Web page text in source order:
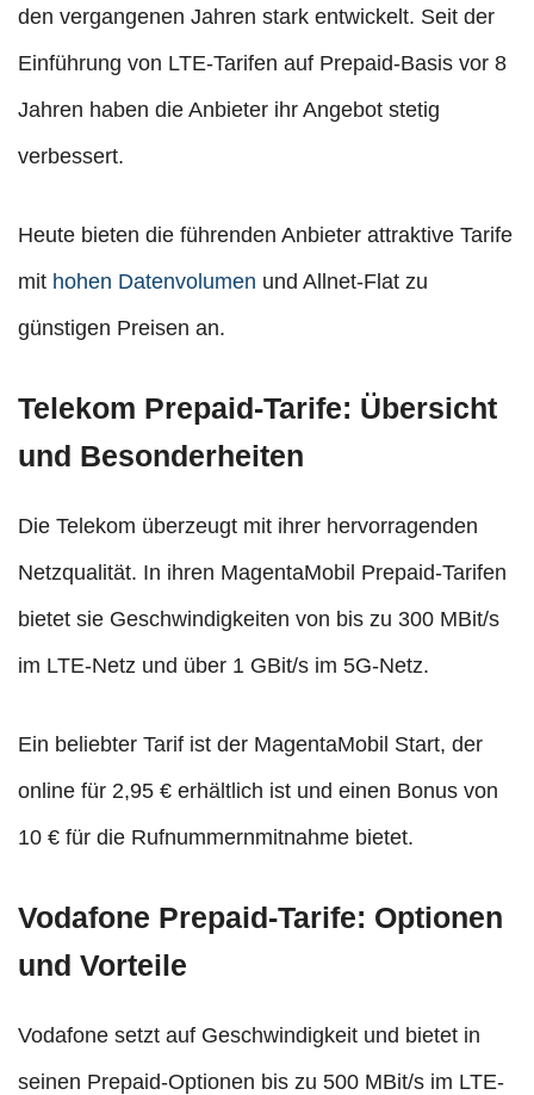
den vergangenen Jahren stark entwickelt. Seit der
Einführung von LTE-Tarifen auf Prepaid-Basis vor 8
Jahren haben die Anbieter ihr Angebot stetig
verbessert.
Heute bieten die führenden Anbieter attraktive Tarife
mit hohen Datenvolumen und Allnet-Flat zu
günstigen Preisen an.
Telekom Prepaid-Tarife: Übersicht
und Besonderheiten
Die Telekom überzeugt mit ihrer hervorragenden
Netzqualität. In ihren MagentaMobil Prepaid-Tarifen
bietet sie Geschwindigkeiten von bis zu 300 MBit/s
im LTE-Netz und über 1 GBit/s im 5G-Netz.
Ein beliebter Tarif ist der MagentaMobil Start, der
online für 2,95 € erhältlich ist und einen Bonus von
10 € für die Rufnummernmitnahme bietet.
Vodafone Prepaid-Tarife: Optionen
und Vorteile
Vodafone setzt auf Geschwindigkeit und bietet in
seinen Prepaid-Optionen bis zu 500 MBit/s im LTE-